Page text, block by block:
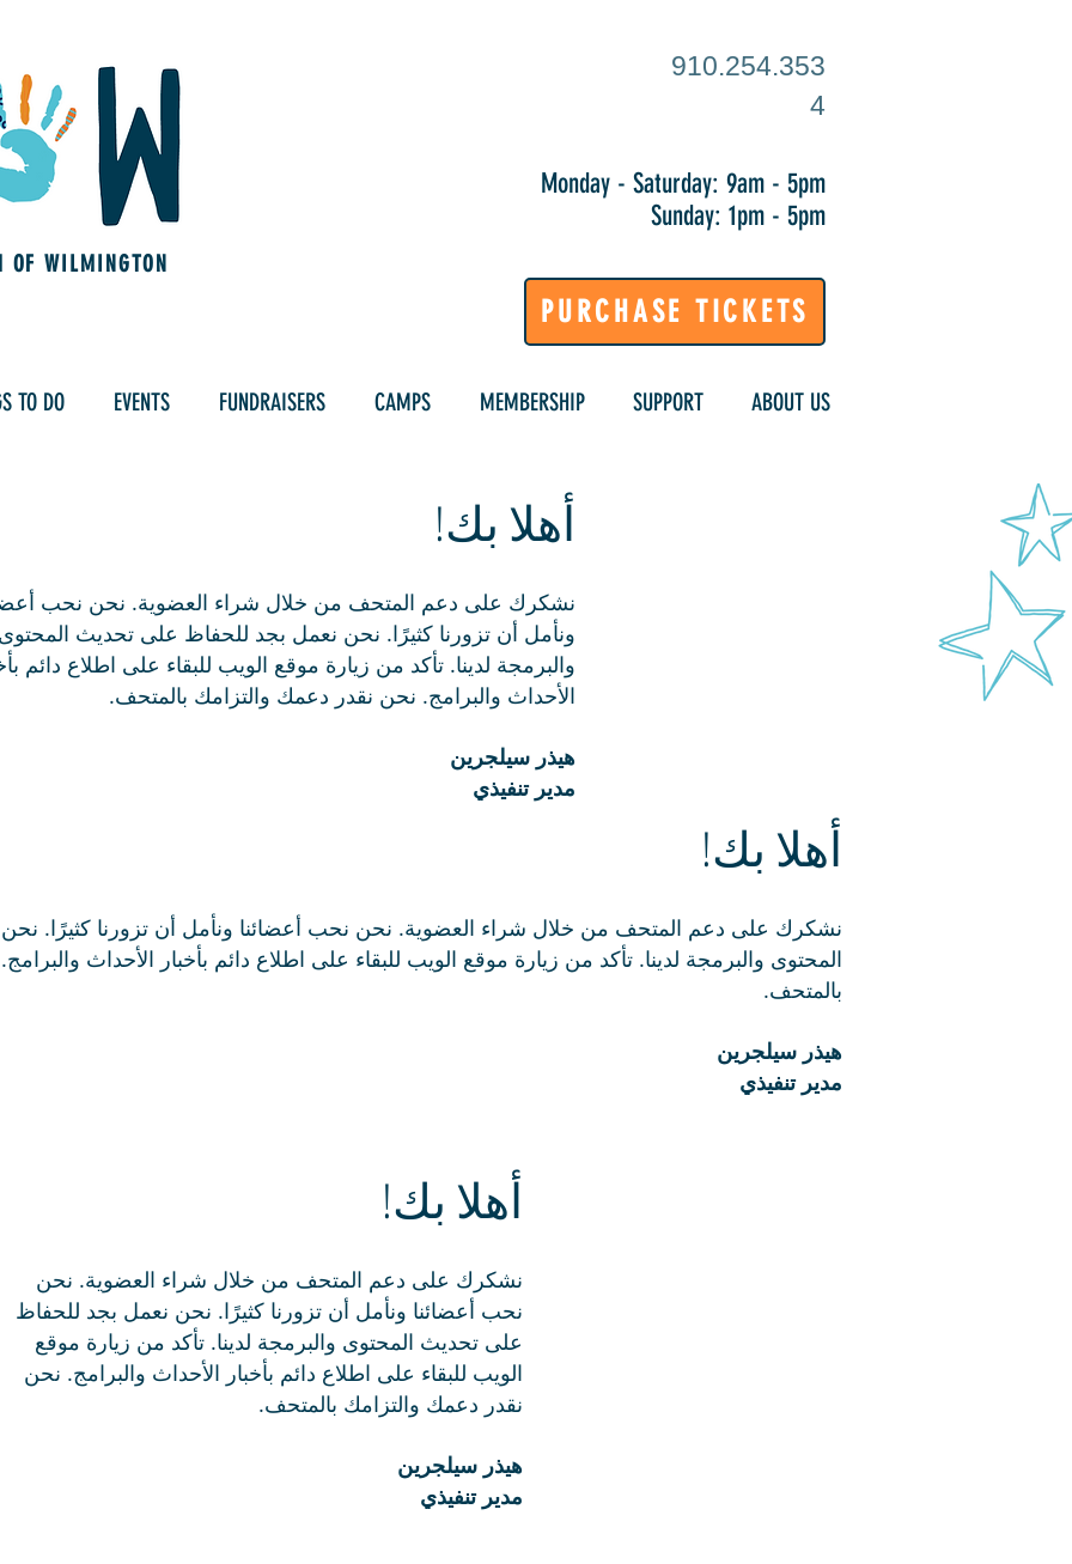
OF WILMINGTON
910.254.353
4
Monday - Saturday: 9am - 5pm
Sunday: 1pm - 5pm
PURCHASE TICKETS
TO DO EVENTS FUNDRAISERS CAMPS MEMBERSHIP SUPPORT ABOUT US
أهلا بك!
نشكرك على دعم المتحف من خلال شراء العضوية. نحن نحب
ونأمل أن تزورنا كثيرًا. نحن نعمل بجد للحفاظ على تحديث
والبرمجة لدينا. تأكد من زيارة موقع الويب للبقاء على اطلاع دائم
الأحداث والبرامج. نحن نقدر دعمك والتزامك بالمتحف.
هيذر سيلجرين
مدير تنفيذي
أهلا بك!
نشكرك على دعم المتحف من خلال شراء العضوية. نحن نحب أعضائنا ونأمل أن تزورنا كثيرًا.
المحتوى والبرمجة لدينا. تأكد من زيارة موقع الويب للبقاء على اطلاع دائم بأخبار الأحداث
بالمتحف.
هيذر سيلجرين
مدير تنفيذي
أهلا بك!
نشكرك على دعم المتحف من خلال شراء العضوية. نحن
نحب أعضائنا ونأمل أن تزورنا كثيرًا. نحن نعمل بجد للحفاظ
على تحديث المحتوى والبرمجة لدينا. تأكد من زيارة موقع
الويب للبقاء على اطلاع دائم بأخبار الأحداث والبرامج. نحن
نقدر دعمك والتزامك بالمتحف.
هيذر سيلجرين
مدير تنفيذي